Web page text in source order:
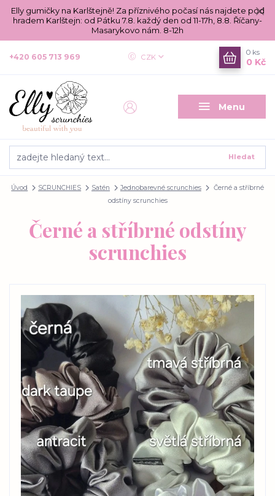
Elly gumičky na Karlštejně! Za příznivého počasí nás najdete pod
hradem Karlštejn: od Pátku 7.8. každý den od 11-17h, 8.8. Říčany-
Masarykovo nám. 8-12h
Menu
CZK
Hledat
+420 605 713 969
0 ks
0 Kč
Úvod SCRUNCHIES Satén Jednobarevné scrunchies
Černé a stříbrné
odstíny scrunchies
Černé a stříbrné odstíny
scrunchies